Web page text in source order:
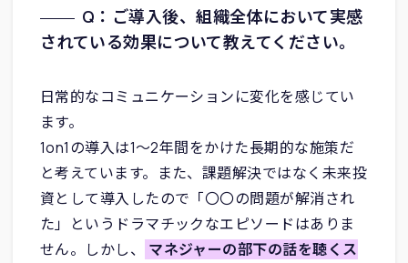
Q：ご導入後、組織全体において実感
されている効果について教えてください。
日常的なコミュニケーションに変化を感じてい
ます。
1on1の導入は1〜2年間をかけた長期的な施策だ
と考えています。また、課題解決ではなく未来投
資として導入したので「〇〇の問題が解消され
た」というドラマチックなエピソードはありま
せん。しかし、
マネジャーの部下の話を聴くス